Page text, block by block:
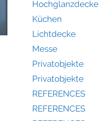
Hochglanzdecke
Küchen
Lichtdecke
Messe
Privatobjekte
Privatobjekte
REFERENCES
REFERENCES